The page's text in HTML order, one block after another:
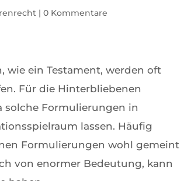
|0 Kommentare
ein Testament, werden oft
Für die Hinterbliebenen
solche Formulierungen in
lassen. Häufig
Formulierungen wohl gemeint
von enormer Bedeutung, kann